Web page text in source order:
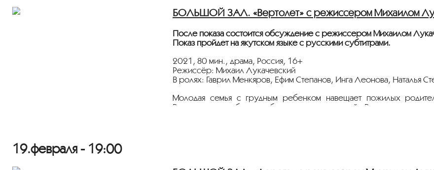
БОЛЬШОЙ ЗАЛ. «Вертолёт» с режиссёром Михаилом
После показа состоится обсуждение с режиссером Михаилом
Показ пройдёт на якутском языке с русскими субтитрами.
2021, 80 мин., драма, Россия, 16+
Режиссёр: Михаил Лукачевский
В ролях: Гаврил Менкяров, Ефим Степанов, Инга Леонова, Наталья
Молодая семья с грудным ребенком навещает пожилых
Внезапно их ребенок заболевает дизентерией. В поселке нет
19.февраля - 19:00